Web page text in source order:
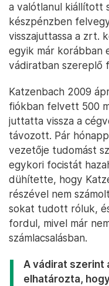
a valótlanul kiállított
készpénzben
visszajuttassa a zrt.
egyik már korábban
vádiratban szereplő
Katzenbach 2009
fiókban felvett 500
juttatta vissza a
távozott. Pár
vezetője tudomást
egykori focistát
dühítette, hogy
részével nem
sokat tudott róluk,
fordul, mivel már
számlacsalásban.
A vádirat szerint
elhatározta,